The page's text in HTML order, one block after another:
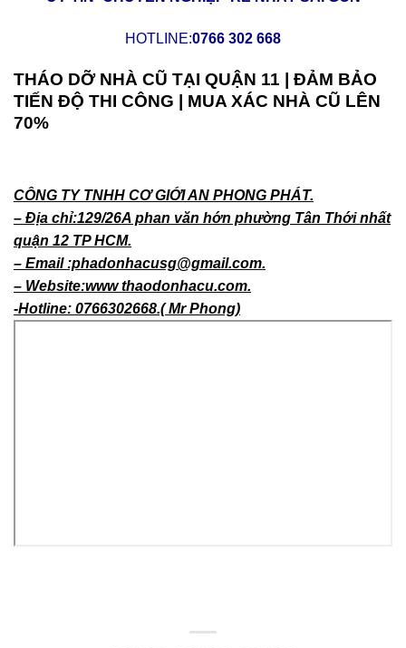
HOTLINE:0766 302 668
THÁO DỠ NHÀ CŨ TẠI QUẬN 11 | ĐẢM BẢO
TIẾN ĐỘ THI CÔNG | MUA XÁC NHÀ CŨ LÊN
70%
CÔNG TY TNHH CƠ GIỚI AN PHONG PHÁT.
– Địa chỉ:129/26A phan văn hớn phường Tân Thới nhất
quận 12 TP HCM.
– Email :phadonhacusg@gmail.com.
– Website:www thaodonhacu.com.
-Hotline: 0766302668.( Mr Phong)